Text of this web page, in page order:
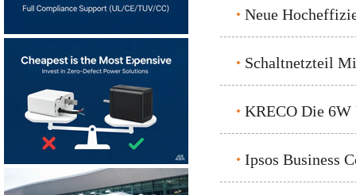
Neue
Schaltnetzteil
KRECO Die
Ipsos Business